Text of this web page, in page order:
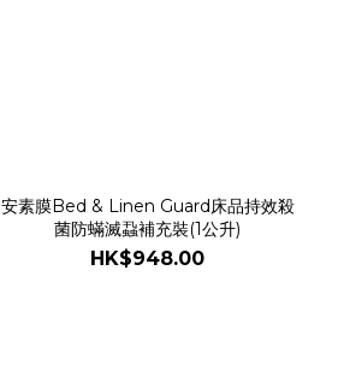
安素膜Bed & Linen Guard床品持效殺
菌防蟎滅蝨補充裝(1公升)
HK$948.00